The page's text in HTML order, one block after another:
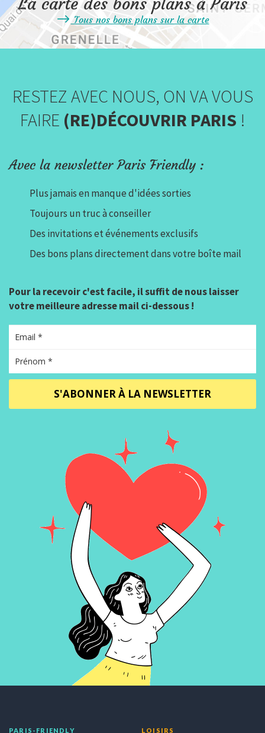
Tous nos bons plans sur la carte
RESTEZ AVEC NOUS, ON VA VOUS
FAIRE (RE)DÉCOUVRIR PARIS !
Avec la newsletter Paris Friendly :
Plus jamais en manque d'idées sorties
Toujours un truc à conseiller
Des invitations et événements exclusifs
Des bons plans directement dans votre boîte mail
Pour la recevoir c'est facile, il suffit de nous laisser
votre meilleure adresse mail ci-dessous !
S'ABONNER À LA NEWSLETTER
PARIS-FRIENDLY LOISIRS